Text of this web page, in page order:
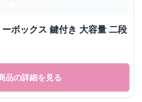
ボックス 鍵付き 大容量 二段
品の詳細を見る